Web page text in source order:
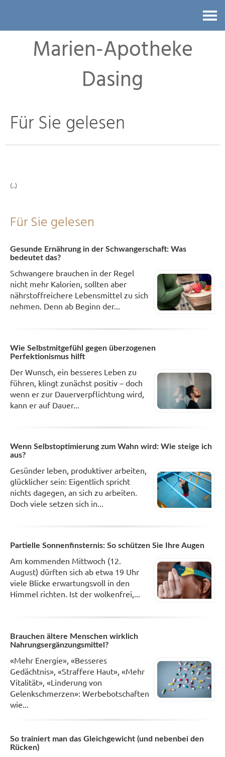
Marien-Apotheke
Dasing
Für Sie gelesen
(..)
Für Sie gelesen
Gesunde Ernährung in der Schwangerschaft: Was
bedeutet das?
Schwangere brauchen in der Regel
nicht mehr Kalorien, sollten aber
nährstoffreichere Lebensmittel zu sich
nehmen. Denn ab Beginn der...
Wie Selbstmitgefühl gegen überzogenen
Perfektionismus hilft
Der Wunsch, ein besseres Leben zu
führen, klingt zunächst positiv – doch
wenn er zur Dauerverpflichtung wird,
kann er auf Dauer...
Wenn Selbstoptimierung zum Wahn wird: Wie steige ich
aus?
Gesünder leben, produktiver arbeiten,
glücklicher sein: Eigentlich spricht
nichts dagegen, an sich zu arbeiten.
Doch viele setzen sich in...
Partielle Sonnenfinsternis: So schützen Sie Ihre Augen
Am kommenden Mittwoch (12.
August) dürften sich ab etwa 19 Uhr
viele Blicke erwartungsvoll in den
Himmel richten. Ist der wolkenfrei,...
Brauchen ältere Menschen wirklich
Nahrungsergänzungsmittel?
«Mehr Energie», «Besseres
Gedächtnis», «Straffere Haut», «Mehr
Vitalität», «Linderung von
Gelenkschmerzen»: Werbebotschaften
wie...
So trainiert man das Gleichgewicht (und nebenbei den
Rücken)